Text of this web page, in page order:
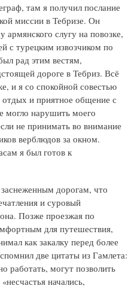
там я получил послание
миссии в Тебризе. Он
слугу на повозке,
с турецким извозчиком по
рад этим вестям,
дороге в Тебриз. Всё
и я со спокойной совестью
и приятное общение с
могло нарушить моего
не принимать во внимание
верблюдов за окном.
я был готов к
дорогам, что
и суровый
Позже проезжая по
для путешествия,
как закалку перед более
две цитаты из Гамлета:
работать, могут позволить
начались,